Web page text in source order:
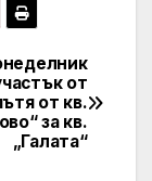
от
от кв.
за кв.
„Галата“